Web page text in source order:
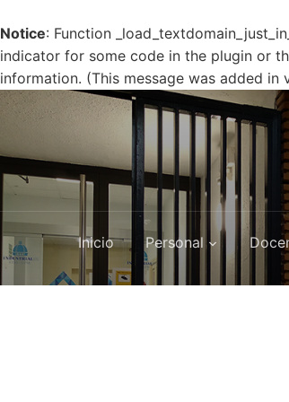
Notice: Function
indicator for some code in the plugin or
information. (This message was added in
Inicio Personal